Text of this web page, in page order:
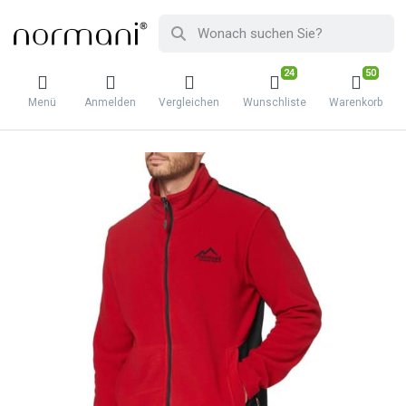
Menü Anmelden Vergleichen
24
Wunschliste
50
Warenkorb